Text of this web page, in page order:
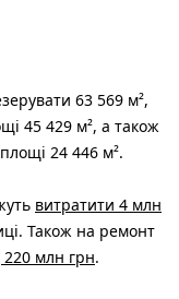
63 569 м²,
45 429 м², а також
24 446 м².
витратити 4 млн
Також на ремонт
220 млн грн.